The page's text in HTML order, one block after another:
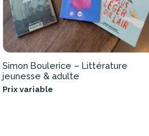
Simon Boulerice – Littérature
jeunesse & adulte
Prix variable